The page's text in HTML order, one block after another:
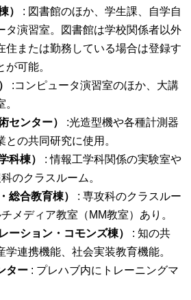
）
: 図書館のほか、学生課、自学自
タ演習室。図書館は学校関係者以外
住または勤務している場合は登録す
可能。
:コンピュータ演習室のほか、大講
センター）
:光造型機や各種計測器
との共同研究に使用。
科棟）
: 情報工学科関係の実験室や
のクラスルーム。
総合教育棟）
: 専攻科のクラスルー
メディア教室（MM教室）あり。
ーション・コモンズ棟）
: 知の共
学連携機能、社会実装教育機能。
ター : プレハブ内にトレーニングマ